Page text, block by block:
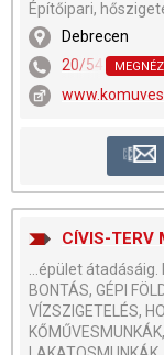
Építőipari,
Debrecen
20/542-1270
CÍVIS-TERV
...épület átadásáig.
BONTÁS, GÉPI
VÍZSZIGETELÉS,
KŐMŰVESMUNKÁK,